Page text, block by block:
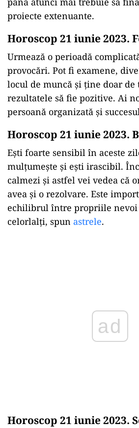
proiecte extenuante.
Horoscop 21 iunie 2023.
Urmează o perioadă
provocări. Pot fi examene,
locul de muncă și ține doar de
rezultatele să fie pozitive. Ai
persoană organizată și
Horoscop 21 iunie 2023.
Ești foarte sensibil în aceste
mulțumește și ești irascibil.
calmezi și astfel vei vedea că
avea și o rezolvare. Este
echilibrul între propriile nevoi
celorlalți, spun astrele.
ad
Horoscop 21 iunie 2023.